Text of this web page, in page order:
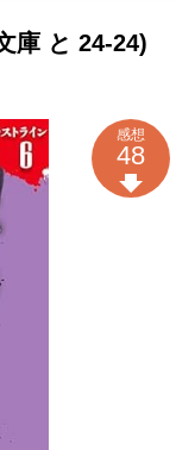
庫 と 24-24)
感想
48